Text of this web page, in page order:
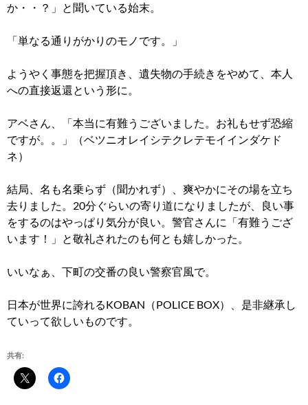
か・・？」と聞いている始末。
「単なる通りがかりのモノです。」
ようやく事態を把握頂き、遺失物の手続きをやめて、本人
への直接返還という形に。
アベさん、「本当に有難うございました。お礼もせず恐縮
ですが。。」
（ベツニオレイシテクレテモイインダケド
ネ）
結局、名も名乗らず（聞かれず）、爽やかにその場を立ち
去りました。 20分ぐらいの寄り道になりましたが、良い事
をするのはやっぱり気分が良い。 警官さんに「有難うござ
います！」と敬礼されたのも何とも嬉しかった。
いいなぁ、下町の交番の良い警察官風で。
日本が世界に誇れるKOBAN（POLICE BOX）、是非継承し
ていって欲しいものです。
共有: